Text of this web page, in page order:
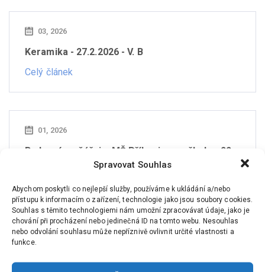
Spravovat Souhlas
Abychom poskytli co nejlepší služby, používáme k ukládání a/nebo
přístupu k informacím o zařízení, technologie jako jsou soubory cookies.
Souhlas s těmito technologiemi nám umožní zpracovávat údaje, jako je
chování při procházení nebo jedinečná ID na tomto webu. Nesouhlas
nebo odvolání souhlasu může nepříznivě ovlivnit určité vlastnosti a
funkce.
03, 2026
Keramika - 27.2.2026 - V. B
Celý článek
01, 2026
Budoucí prvňáčci z MŠ Příkosice ve škole - 22.
Celý článek
Třída plná pohody - preventivní program - 21. 1.